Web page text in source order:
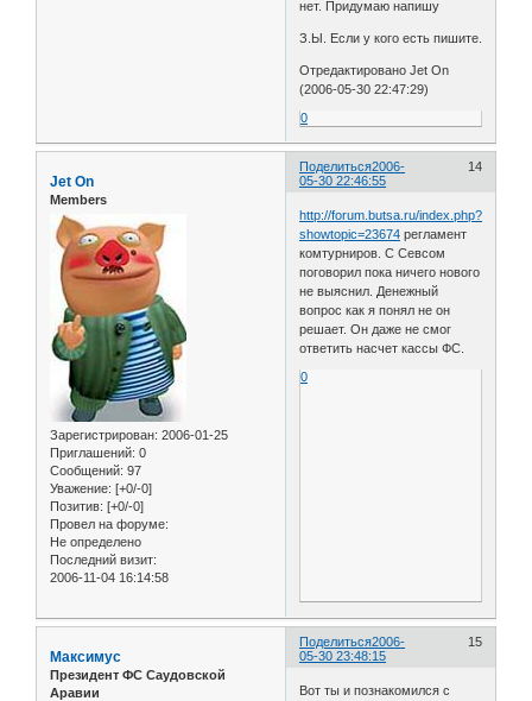
нет. Придумаю напишу
З.Ы. Если у кого есть пишите.
Отредактировано Jet On
(2006-05-30 22:47:29)
0
Поделиться 14
2006-
05-30 22:46:55
Jet On
Members
Зарегистрирован: 2006-01-25
Приглашений: 0
Сообщений: 97
Уважение: [+0/-0]
Позитив: [+0/-0]
Провел на форуме:
Не определено
Последний визит:
2006-11-04 16:14:58
http://forum.butsa.ru/index.php?
showtopic=23674 регламент
комтурниров. С Севсом
поговорил пока ничего нового
не выяснил. Денежный
вопрос как я понял не он
решает. Он даже не смог
ответить насчет кассы ФС.
0
Поделиться 15
2006-
05-30 23:48:15
Максимус
Президент ФС Саудовской
Аравии
Вот ты и познакомился с